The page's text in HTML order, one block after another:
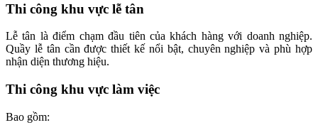
Thi công khu vực lễ tân
Lễ tân là điểm chạm đầu tiên của khách hàng với doanh nghiệp.
Quầy lễ tân cần được thiết kế nổi bật, chuyên nghiệp và phù hợp
nhận diện thương hiệu.
Thi công khu vực làm việc
Bao gồm: